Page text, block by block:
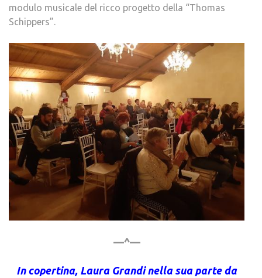
modulo musicale del ricco progetto della “Thomas
Schippers”.
—^—
In copertina, Laura Grandi nella sua parte da